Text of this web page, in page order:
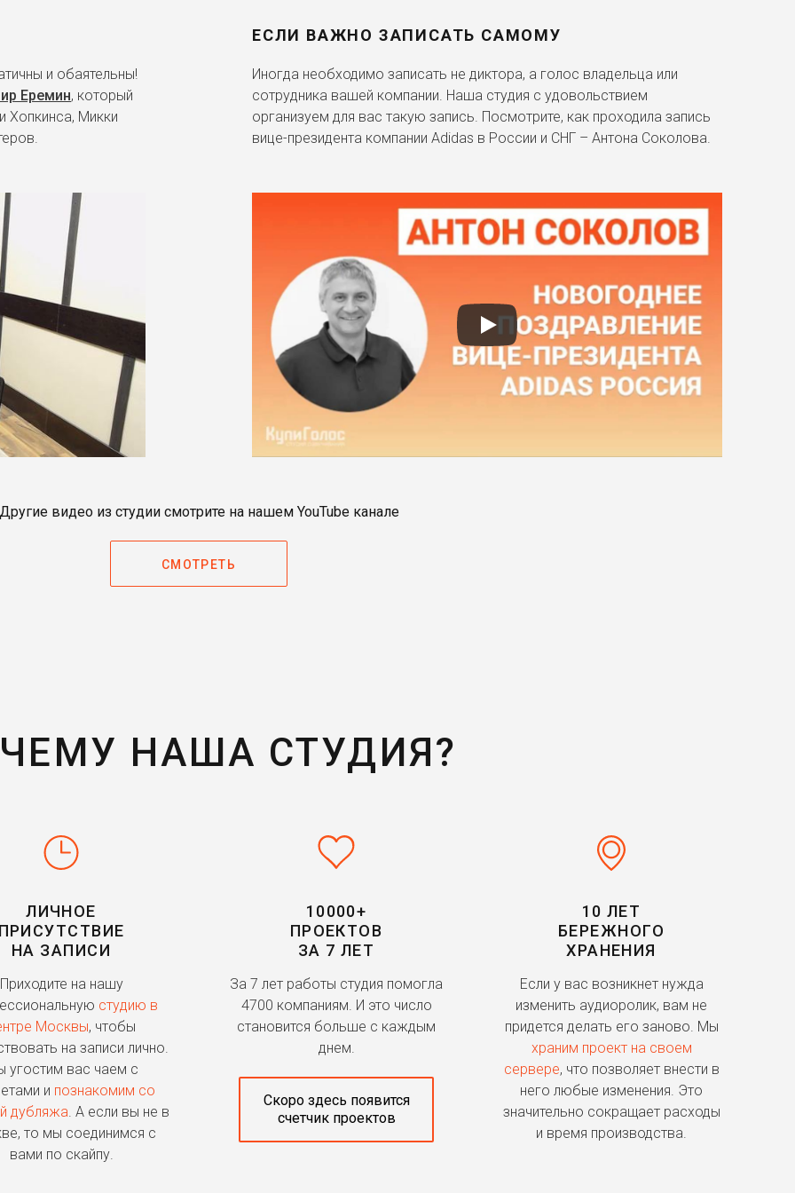
и обаятельны!
Еремин, который
Хопкинса, Микки
ЕСЛИ ВАЖНО ЗАПИСАТЬ САМОМУ
Иногда необходимо записать не диктора, а голос владельца или
сотрудника вашей компании. Наша студия с удовольствием
организуем для вас такую запись. Посмотрите, как проходила запись
вице-президента компании Adidas в России и СНГ – Антона Соколова.
видео из студии смотрите на нашем YouTube канале
СМОТРЕТЬ
НАША СТУДИЯ?
ЛИЧНОЕ
НА ЗАПИСИ
Приходите на нашу
студию в
Москвы, чтобы
на записи лично.
угостим вас чаем с
и познакомим со
дубляжа. А если вы не в
то мы соединимся с
вами по скайпу.
10000+
ПРОЕКТОВ
ЗА 7 ЛЕТ
За 7 лет работы студия помогла
4700 компаниям. И это число
становится больше с каждым
днем.
Скоро здесь появится
счетчик проектов
10 ЛЕТ
БЕРЕЖНОГО
ХРАНЕНИЯ
Если у вас возникнет нужда
изменить аудиоролик, вам не
придется делать его заново. Мы
храним проект на своем
сервере, что позволяет внести в
него любые изменения. Это
значительно сокращает расходы
и время производства.